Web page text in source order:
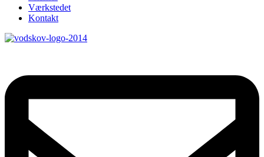
Værkstedet
Kontakt